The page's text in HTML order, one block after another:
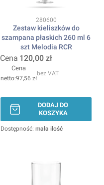
Kod produktu
280600
Zestaw kieliszków do
szampana płaskich 260 ml 6
szt Melodia RCR
Cena 120,00 zł
Cena
97,56 zł
bez VAT
DODAJ DO
KOSZYKA
Dostępność: mała ilość